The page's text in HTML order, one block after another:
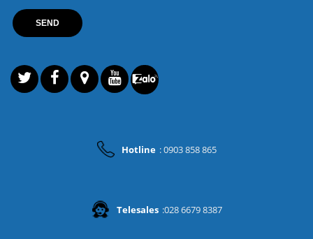
Hotline : 0903 858 865
Telesales :028 6679 8387